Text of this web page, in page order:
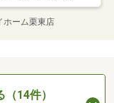
ホーム栗東店
14件）